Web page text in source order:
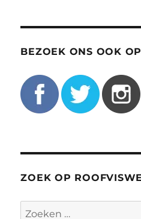
BEZOEK ONS OOK
ZOEK OP
Zoeken